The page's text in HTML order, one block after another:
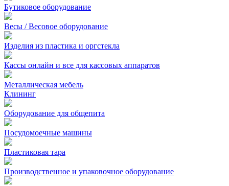
Бутиковое оборудование
Весы / Весовое оборудование
Изделия из пластика и оргстекла
Кассы онлайн и все для кассовых аппаратов
Металлическая мебель
Клининг
Оборудование для общепита
Посудомоечные машины
Пластиковая тара
Производственное и упаковочное оборудование